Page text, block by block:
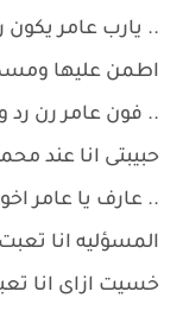
.. يارب عامر يكون
اطمن عليها
.. فون عامر رن رد
حبيبتى انا عند
.. عارف يا عامر
المسؤليه انا
خسيت ازاى انا